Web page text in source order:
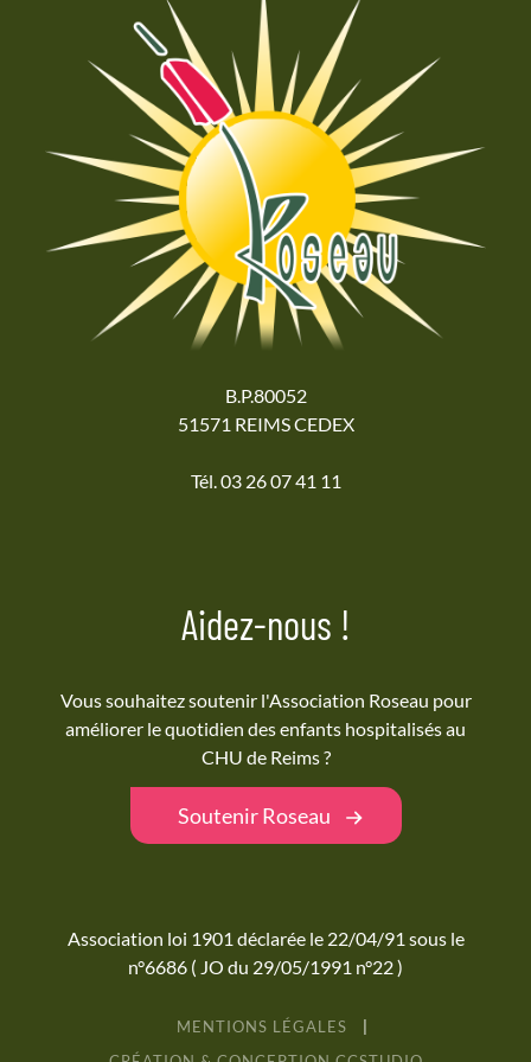
B.P.80052
51571 REIMS CEDEX
Tél. 03 26 07 41 11
Aidez-nous !
Vous souhaitez soutenir l'Association Roseau pour
améliorer le quotidien des enfants hospitalisés au
CHU de Reims ?
Soutenir Roseau
Association loi 1901 déclarée le 22/04/91 sous le
n°6686 ( JO du 29/05/1991 n°22 )
MENTIONS LÉGALES